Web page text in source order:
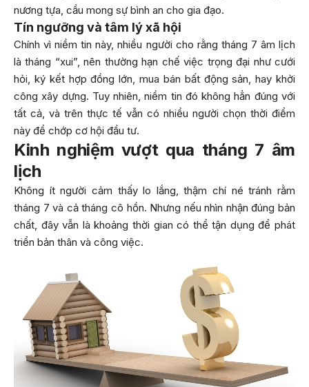
nương tựa, cầu mong sự bình an cho gia đạo.
Tín ngưỡng và tâm lý xã hội
Chính vì niềm tin này, nhiều người cho rằng tháng 7 âm lịch
là tháng “xui”, nên thường hạn chế việc trọng đại như cưới
hỏi, ký kết hợp đồng lớn, mua bán bất động sản, hay khởi
công xây dựng. Tuy nhiên, niềm tin đó không hẳn đúng với
tất cả, và trên thực tế vẫn có nhiều người chọn thời điểm
này để chớp cơ hội đầu tư.
Kinh nghiệm vượt qua tháng 7 âm
lịch
Không ít người cảm thấy lo lắng, thậm chí né tránh rằm
tháng 7 và cả tháng cô hồn. Nhưng nếu nhìn nhận đúng bản
chất, đây vẫn là khoảng thời gian có thể tận dụng để phát
triển bản thân và công việc.